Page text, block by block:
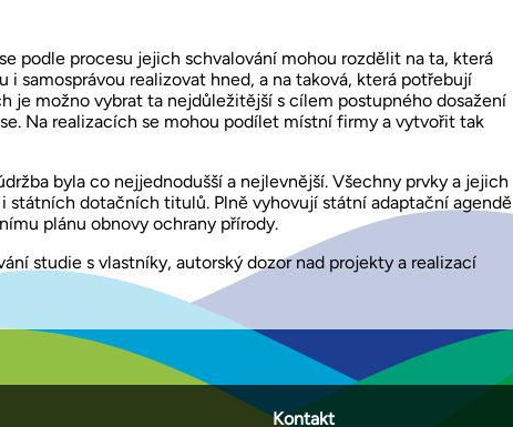
podle procesu jejich schvalování mohou rozdělit na ta, která
i samosprávou realizovat hned, a na taková, která potřebují
je možno vybrat ta nejdůležitější s cílem postupného dosažení
Na realizacích se mohou podílet místní firmy a vytvořit tak
byla co nejjednodušší a nejlevnější. Všechny prvky a jejich
státních dotačních titulů. Plně vyhovují státní adaptační agendě
plánu obnovy ochrany přírody.
studie s vlastníky, autorský dozor nad projekty a realizací
Kontakt